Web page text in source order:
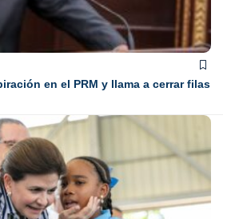
en el PRM y llama a cerrar filas